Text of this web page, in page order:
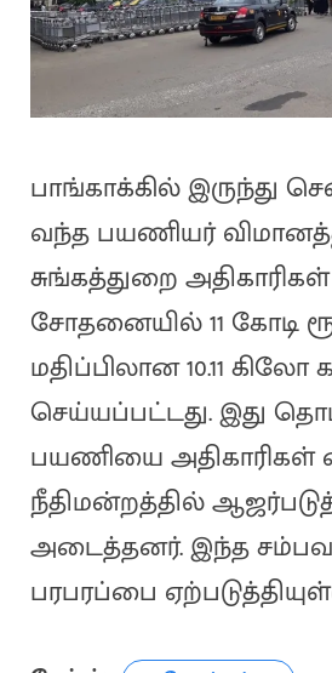
பாங்காக்கில் இருந்து
வந்த பயணியர்
சுங்கத்துறை
சோதனையில் 11 கோடி
மதிப்பிலான 10.11
செய்யப்பட்டது. இது
பயணியை அதிகாரிகள்
நீதிமன்றத்தில்
அடைத்தனர். இந்த
பரபரப்பை